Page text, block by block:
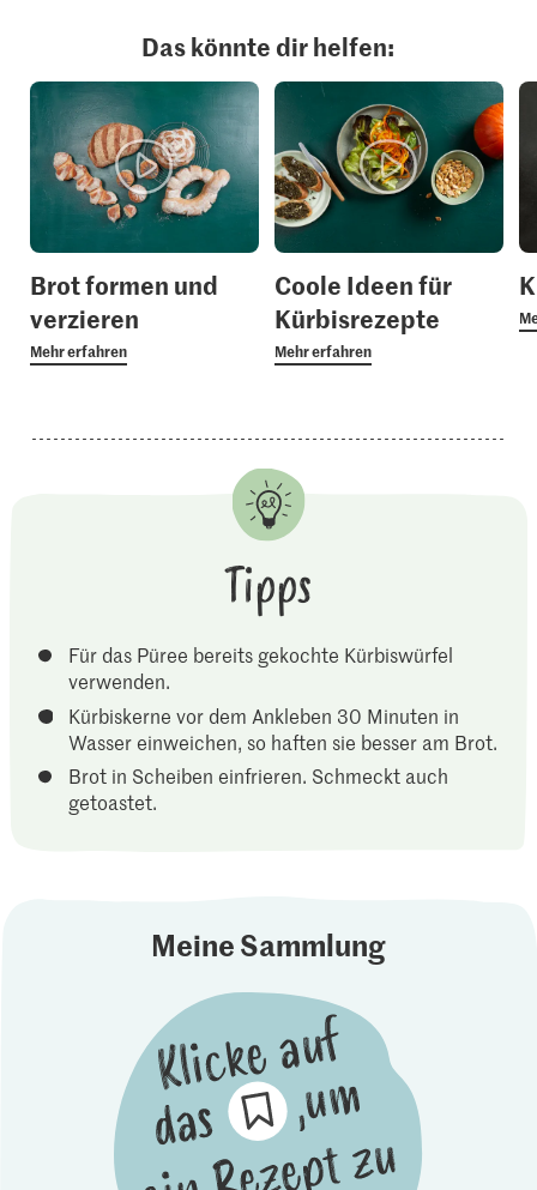
Das könnte dir helfen:
Brot formen und
verzieren
Mehr erfahren
Coole Ideen für
Kürbisrezepte
Mehr erfahren
Tipps
Für das Püree bereits gekochte Kürbiswürfel
verwenden.
Kürbiskerne vor dem Ankleben 30 Minuten in
Wasser einweichen, so haften sie besser am Brot.
Brot in Scheiben einfrieren. Schmeckt auch
getoastet.
Meine Sammlung